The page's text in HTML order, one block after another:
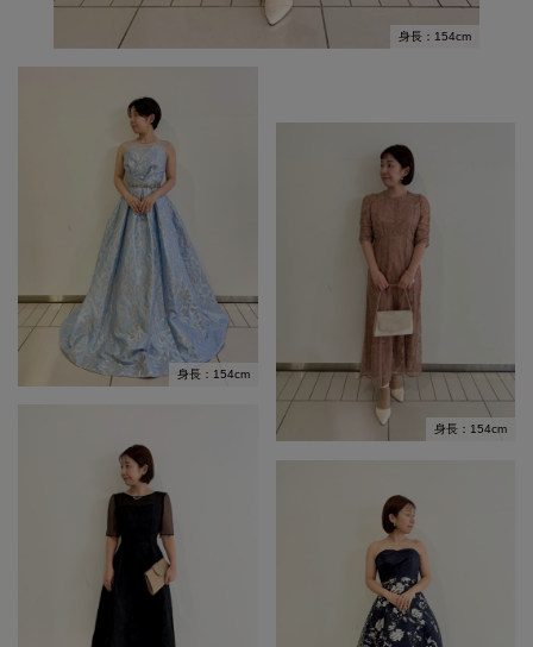
身長：154cm
身長：154cm
身長：154cm